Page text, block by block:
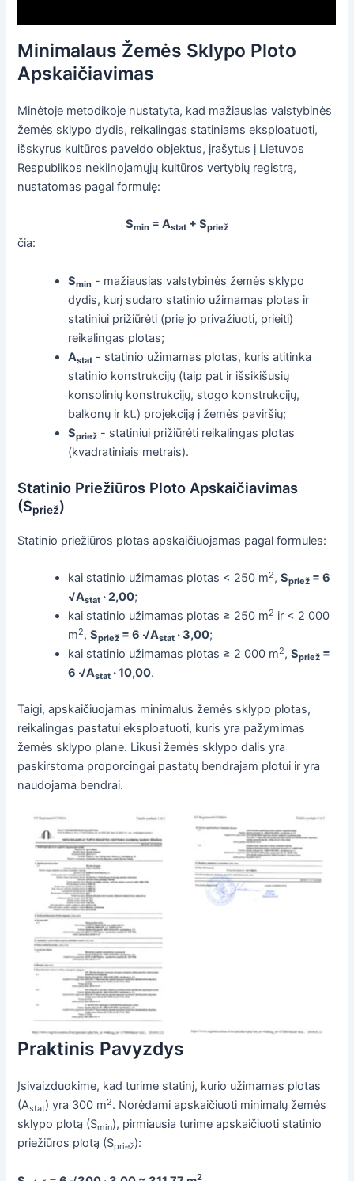
Minimalaus Žemės Sklypo Ploto
Apskaičiavimas
Minėtoje metodikoje nustatyta, kad mažiausias valstybinės
žemės sklypo dydis, reikalingas statiniams eksploatuoti,
išskyrus kultūros paveldo objektus, įrašytus į Lietuvos
Respublikos nekilnojamųjų kultūros vertybių registrą,
nustatomas pagal formulę:
Smin = Astat + Spriež
čia:
Smin - mažiausias valstybinės žemės sklypo
dydis, kurį sudaro statinio užimamas plotas ir
statiniui prižiūrėti (prie jo privažiuoti, prieiti)
reikalingas plotas;
Astat - statinio užimamas plotas, kuris atitinka
statinio konstrukcijų (taip pat ir išsikišusių
konsolinių konstrukcijų, stogo konstrukcijų,
balkonų ir kt.) projekciją į žemės paviršių;
Spriež - statiniui prižiūrėti reikalingas plotas
(kvadratiniais metrais).
Statinio Priežiūros Ploto Apskaičiavimas
(Spriež)
Statinio priežiūros plotas apskaičiuojamas pagal formules:
kai statinio užimamas plotas < 250 m2,Spriež = 6
√Astat · 2,00;
kai statinio užimamas plotas ≥ 250 m2 ir < 2 000
m2,Spriež = 6 √Astat · 3,00;
kai statinio užimamas plotas ≥ 2 000 m2,Spriež =
6 √Astat · 10,00.
Taigi, apskaičiuojamas minimalus žemės sklypo plotas,
reikalingas pastatui eksploatuoti, kuris yra pažymimas
žemės sklypo plane. Likusi žemės sklypo dalis yra
paskirstoma proporcingai pastatų bendrajam plotui ir yra
naudojama bendrai.
Praktinis Pavyzdys
Įsivaizduokime, kad turime statinį, kurio užimamas plotas
(Astat) yra 300 m2. Norėdami apskaičiuoti minimalų žemės
sklypo plotą (Smin), pirmiausia turime apskaičiuoti statinio
priežiūros plotą (Spriež):
2